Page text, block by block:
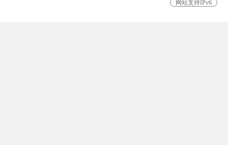
网站支持IPv6